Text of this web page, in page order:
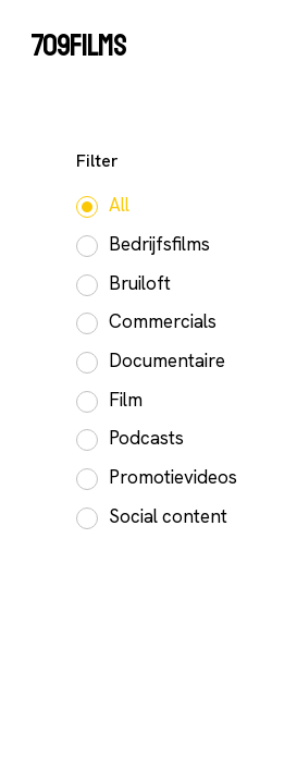
709FILMS
Filter
All
Bedrijfsfilms
Bruiloft
Commercials
Documentaire
Film
Podcasts
Promotievideos
Social content